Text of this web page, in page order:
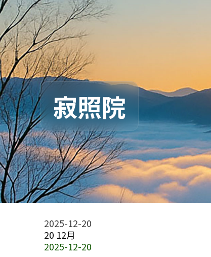
寂照院
2025-12-20
20 12月
2025-12-20